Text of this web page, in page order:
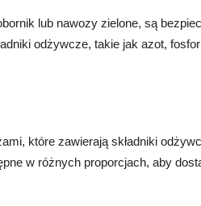
lub nawozy zielone, są
odżywcze, takie jak azot,
które zawierają składniki
w różnych proporcjach, aby